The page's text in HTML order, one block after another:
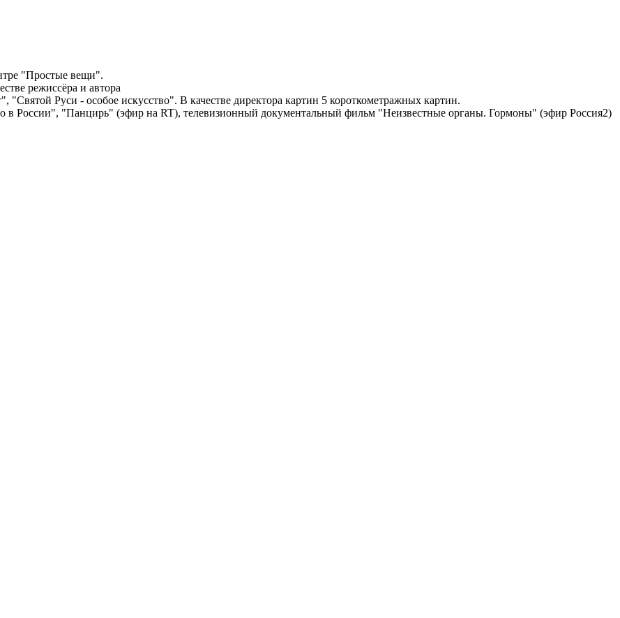
"Простые вещи".
режиссёра и автора
"Святой Руси - особое искусство". В качестве директора картин 5 короткометражных картин.
в России", "Панцирь" (эфир на RT), телевизионный документальный фильм "Неизвестные органы. Гормоны" (эфир Россия2)